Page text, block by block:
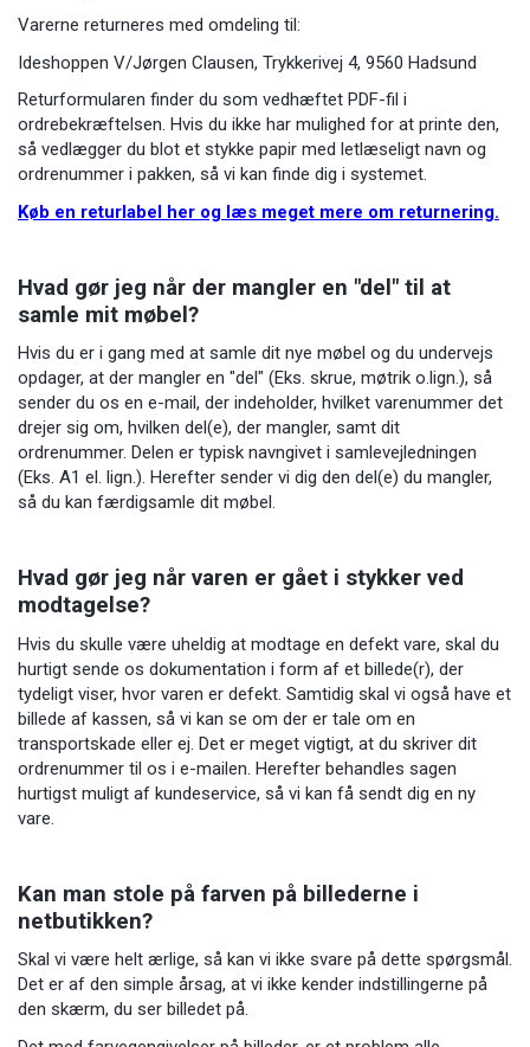
Varerne returneres med omdeling til:
Ideshoppen V/Jørgen Clausen, Trykkerivej 4, 9560 Hadsund
Returformularen finder du som vedhæftet PDF-fil i
ordrebekræftelsen. Hvis du ikke har mulighed for at printe den,
så vedlægger du blot et stykke papir med letlæseligt navn og
ordrenummer i pakken, så vi kan finde dig i systemet.
Køb en returlabel her og læs meget mere om returnering.
Hvad gør jeg når der mangler en "del" til at
samle mit møbel?
Hvis du er i gang med at samle dit nye møbel og du undervejs
opdager, at der mangler en "del" (Eks. skrue, møtrik o.lign.), så
sender du os en e-mail, der indeholder, hvilket varenummer det
drejer sig om, hvilken del(e), der mangler, samt dit
ordrenummer. Delen er typisk navngivet i samlevejledningen
(Eks. A1 el. lign.). Herefter sender vi dig den del(e) du mangler,
så du kan færdigsamle dit møbel.
Hvad gør jeg når varen er gået i stykker ved
modtagelse?
Hvis du skulle være uheldig at modtage en defekt vare, skal du
hurtigt sende os dokumentation i form af et billede(r), der
tydeligt viser, hvor varen er defekt. Samtidig skal vi også have et
billede af kassen, så vi kan se om der er tale om en
transportskade eller ej. Det er meget vigtigt, at du skriver dit
ordrenummer til os i e-mailen. Herefter behandles sagen
hurtigst muligt af kundeservice, så vi kan få sendt dig en ny
vare.
Kan man stole på farven på billederne i
netbutikken?
Skal vi være helt ærlige, så kan vi ikke svare på dette spørgsmål.
Det er af den simple årsag, at vi ikke kender indstillingerne på
den skærm, du ser billedet på.